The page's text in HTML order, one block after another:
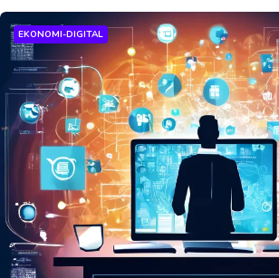
EKONOMI-DIGITAL